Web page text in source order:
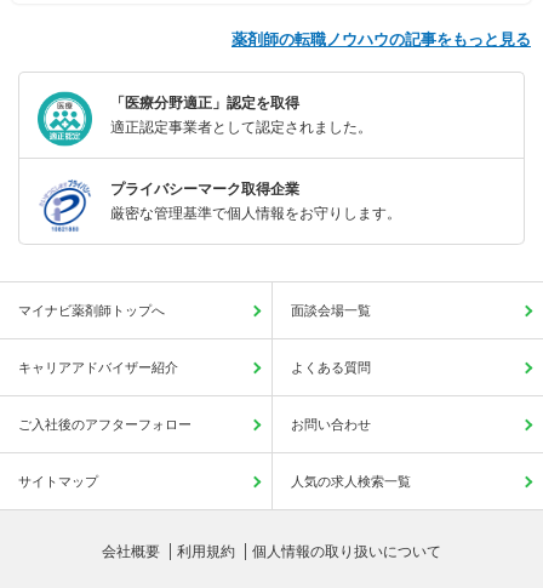
薬剤師の転職ノウハウの記事をもっと見る
「医療分野適正」認定を取得
適正認定事業者として認定されました。
プライバシーマーク取得企業
厳密な管理基準で個人情報をお守りします。
マイナビ薬剤師トップへ 面談会場一覧
キャリアアドバイザー紹介 よくある質問
ご入社後のアフターフォロー お問い合わせ
サイトマップ 人気の求人検索一覧
会社概要 利用規約 個人情報の取り扱いについて